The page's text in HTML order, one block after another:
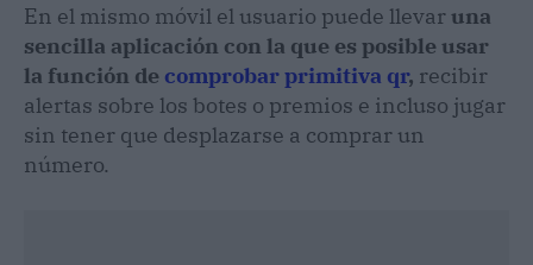
En el mismo móvil el usuario puede llevaruna
sencilla aplicación con la que es posible usar
la función de comprobar primitiva qr, recibir
alertas sobre los botes o premios e incluso jugar
sin tener que desplazarse a comprar un
número.